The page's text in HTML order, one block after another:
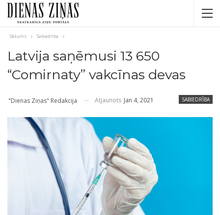
Sākums Sabiedrība
Latvija saņēmusi 13 650
“Comirnaty” vakcīnas devas
SABIEDRĪBA
"Dienas Ziņas" Redakcija Atjaunots Jan 4, 2021